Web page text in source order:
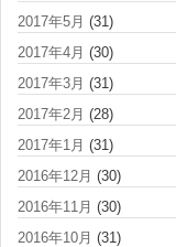
2017年5月 (31)
2017年4月 (30)
2017年3月 (31)
2017年2月 (28)
2017年1月 (31)
2016年12月 (30)
2016年11月 (30)
2016年10月 (31)